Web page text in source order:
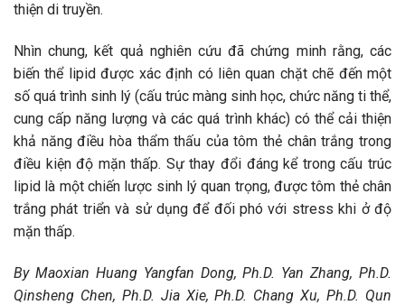
thiện di truyền.
Nhìn chung, kết quả nghiên cứu đã chứng minh rằng, các
biến thể lipid được xác định có liên quan chặt chẽ đến một
số quá trình sinh lý (cấu trúc màng sinh học, chức năng ti thể,
cung cấp năng lượng và các quá trình khác) có thể cải thiện
khả năng điều hòa thẩm thấu của tôm thẻ chân trắng trong
điều kiện độ mặn thấp. Sự thay đổi đáng kể trong cấu trúc
lipid là một chiến lược sinh lý quan trọng, được tôm thẻ chân
trắng phát triển và sử dụng để đối phó với stress khi ở độ
mặn thấp.
By Maoxian Huang Yangfan Dong, Ph.D. Yan Zhang, Ph.D.
Qinsheng Chen, Ph.D. Jia Xie, Ph.D. Chang Xu, Ph.D. Qun